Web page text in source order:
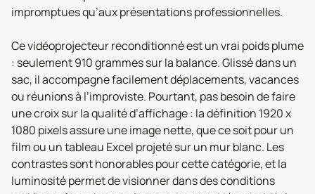
impromptues qu’aux présentations professionnelles.
Ce vidéoprojecteur reconditionné est un vrai poids plume
: seulement 910 grammes sur la balance. Glissé dans un
sac, il accompagne facilement déplacements, vacances
ou réunions à l’improviste. Pourtant, pas besoin de faire
une croix sur la qualité d’affichage : la définition 1920 x
1080 pixels assure une image nette, que ce soit pour un
film ou un tableau Excel projeté sur un mur blanc. Les
contrastes sont honorables pour cette catégorie, et la
luminosité permet de visionner dans des conditions